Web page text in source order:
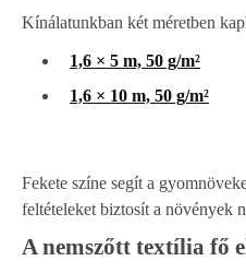
Kínálatunkban két méretben
1,6 × 5 m, 50 g/m²
1,6 × 10 m, 50 g/m²
Fekete színe segít a
feltételeket biztosít a növények
A nemszőtt textília fő